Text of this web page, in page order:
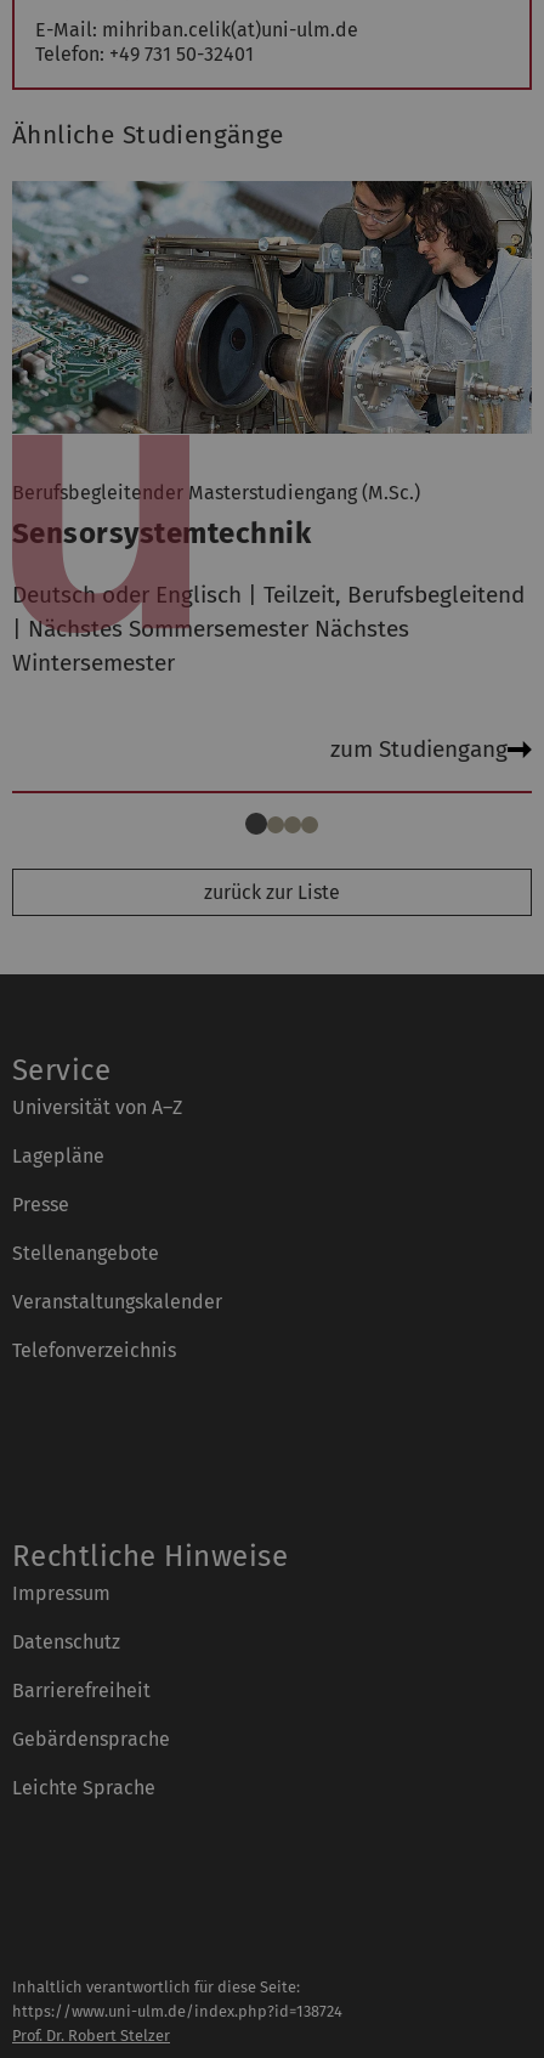
E-Mail: mihriban.celik(at)uni-ulm.de
Telefon: +49 731 50-32401
Ähnliche Studiengänge
Berufsbegleitender Masterstudiengang (M.Sc.)
Sensorsystemtechnik
Deutsch oder Englisch | Teilzeit, Berufsbegleitend
| Nächstes Sommersemester Nächstes
Wintersemester
zum Studiengang
zurück zur Liste
Service
Universität von A–Z
Lagepläne
Presse
Stellenangebote
Veranstaltungskalender
Telefonverzeichnis
Rechtliche Hinweise
Impressum
Datenschutz
Barrierefreiheit
Gebärdensprache
Leichte Sprache
Inhaltlich verantwortlich für diese Seite:
https://www.uni-ulm.de/index.php?id=138724
Prof. Dr. Robert Stelzer